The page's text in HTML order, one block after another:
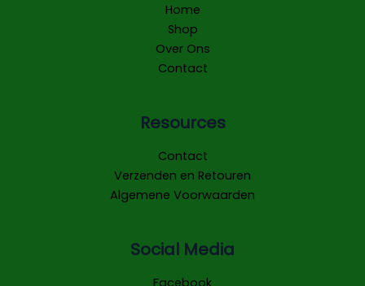
Home
Shop
Over Ons
Contact
Resources
Contact
Verzenden en Retouren
Algemene Voorwaarden
Social Media
Facebook